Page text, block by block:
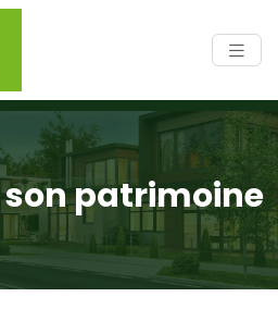
patrimoine